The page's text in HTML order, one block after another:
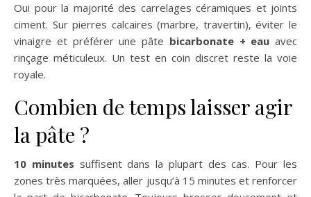
Oui pour la majorité des carrelages céramiques et joints
ciment. Sur pierres calcaires (marbre, travertin), éviter le
vinaigre et préférer une pâte bicarbonate + eau avec
rinçage méticuleux. Un test en coin discret reste la voie
royale.
Combien de temps laisser agir
la pâte ?
10 minutes suffisent dans la plupart des cas. Pour les
zones très marquées, aller jusqu’à 15 minutes et renforcer